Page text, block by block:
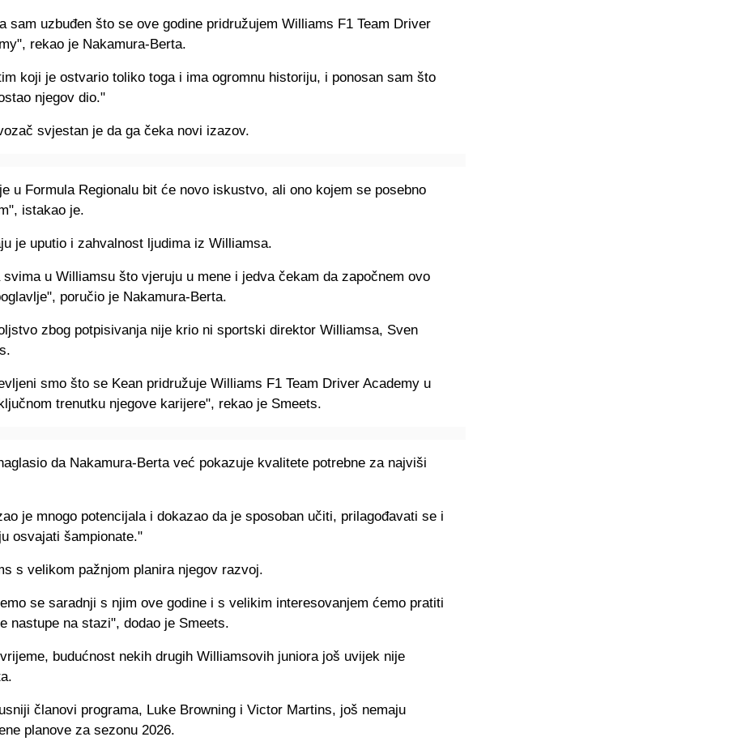
sam uzbuđen što se ove godine pridružujem Williams F1 Team Driver
rekao je Nakamura-Berta.
koji je ostvario toliko toga i ima ogromnu historiju, i ponosan sam što
njegov dio."
svjestan je da ga čeka novi izazov.
u Formula Regionalu bit će novo iskustvo, ali ono kojem se posebno
istakao je.
je uputio i zahvalnost ljudima iz Williamsa.
svima u Williamsu što vjeruju u mene i jedva čekam da započnem ovo
poručio je Nakamura-Berta.
zbog potpisivanja nije krio ni sportski direktor Williamsa, Sven
smo što se Kean pridružuje Williams F1 Team Driver Academy u
trenutku njegove karijere", rekao je Smeets.
da Nakamura-Berta već pokazuje kvalitete potrebne za najviši
je mnogo potencijala i dokazao da je sposoban učiti, prilagođavati se i
osvajati šampionate."
s velikom pažnjom planira njegov razvoj.
se saradnji s njim ove godine i s velikim interesovanjem ćemo pratiti
nastupe na stazi", dodao je Smeets.
budućnost nekih drugih Williamsovih juniora još uvijek nije
članovi programa, Luke Browning i Victor Martins, još nemaju
planove za sezonu 2026.